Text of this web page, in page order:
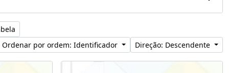
Ordenar por ordem: Identificador
Direção: Descendente